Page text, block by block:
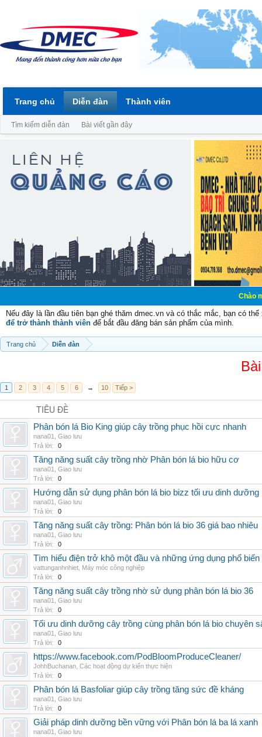
Chào mừng các
Nếu đây là lần đầu tiên bạn ghé thăm dmec.vn và có thắc mắc, bạn có
để trở thành thành viên để bắt đầu đăng bán sản phẩm của mình.
Trang chủ Diễn đàn
1 2 3 4 5 6 → 10 Tiếp >
TIÊU ĐỀ
Phân bón lá Bio King giúp cây trồng phục hồi cực nhanh
nana01
Giao lưu
Trả lời:
0
Tăng năng suất cây trồng nhờ Phân bón lá bio hữu cơ
nana01
Giao lưu
Trả lời:
0
Hướng dẫn sử dụng phân bón lá bio bizz tối ưu dinh dưỡng
nana01
Giao lưu
Trả lời:
0
Tăng năng suất cây trồng: Phân bón lá bio 36 giá bao nhiêu
nana01
Giao lưu
Trả lời:
0
Tìm hiểu điện trở khô một đầu và những ứng dụng phổ
vattunganhnhiet Máy móc công nghiệp
Trả lời:
0
Tăng năng suất cây trồng nhờ sử dụng phân bón lá bio 36
nana01
Giao lưu
Trả lời:
0
Tối ưu dinh dưỡng cây trồng cùng phân bón lá bio chuyên
nana01
Giao lưu
Trả lời:
0
https://www.facebook.com/PodBloomProduceCleaner/
JohhBuchanan Các hoạt động dự kiến thực hiện
Trả lời:
0
Phân bón lá Basfoliar giúp cây trồng tăng sức đề kháng
nana01
Giao lưu
Trả lời:
0
Giải pháp dinh dưỡng bền vững với Phân bón lá ba lá xanh
nana01
Giao lưu
Trang chủ Diễn đàn
Tìm kiếm diễn đàn Bài viết gần đây
Thành viên